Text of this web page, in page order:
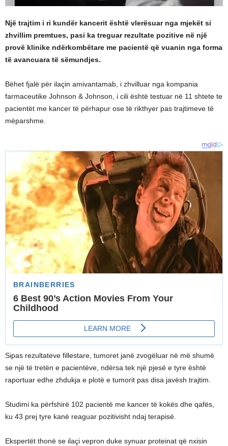
Një trajtim i ri kundër kancerit është vlerësuar nga mjekët si
zhvillim premtues, pasi ka treguar rezultate pozitive në një
provë klinike ndërkombëtare me pacientë që vuanin nga forma
të avancuara të sëmundjes.
Bëhet fjalë për ilaçin amivantamab, i zhvilluar nga kompania
farmaceutike Johnson & Johnson, i cili është testuar në 11 shtete te
pacientët me kancer të përhapur ose të rikthyer pas trajtimeve të
mëparshme.
Sipas rezultateve fillestare, tumoret janë zvogëluar në më shumë
se një të tretën e pacientëve, ndërsa tek një pjesë e tyre është
raportuar edhe zhdukja e plotë e tumorit pas disa javësh trajtim.
Studimi ka përfshirë 102 pacientë me kancer të kokës dhe qafës,
ku 43 prej tyre kanë reaguar pozitivisht ndaj terapisë.
Ekspertët thonë se ilaçi vepron duke synuar proteinat që nxisin